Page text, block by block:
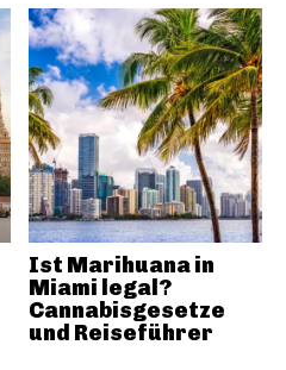
Ist Marihuana in
Miami legal?
Cannabisgesetze
und Reiseführer